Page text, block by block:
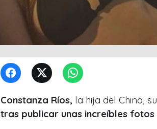
Constanza Ríos, la hija del Chino,
tras publicar unas increíbles fotos